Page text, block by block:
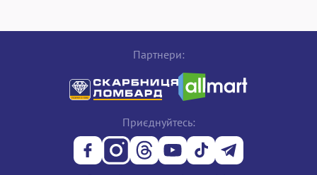
Партнери:
Приєднуйтесь: